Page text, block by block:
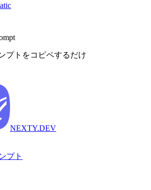
プトをコピペするだけ
NEXTY.DEV
プト